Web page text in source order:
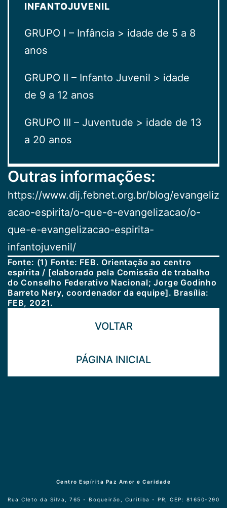
INFANTOJUVENIL
GRUPO I – Infância > idade de 5 a 8
anos
GRUPO II – Infanto Juvenil > idade
de 9 a 12 anos
GRUPO III – Juventude > idade de 13
a 20 anos
Outras informações:
https://www.dij.febnet.org.br/blog/evangeliz
acao-espirita/o-que-e-evangelizacao/o-
que-e-evangelizacao-espirita-
infantojuvenil/
Fonte: (1) Fonte: FEB. Orientação ao centro
espírita / [elaborado pela Comissão de trabalho
do Conselho Federativo Nacional; Jorge Godinho
Barreto Nery, coordenador da equipe]. Brasília:
FEB, 2021.
VOLTAR
PÁGINA INICIAL
Centro Espírita Paz Amor e Caridade
Rua Cleto da Silva, 765 - Boqueirão, Curitiba - PR, CEP: 81650-290